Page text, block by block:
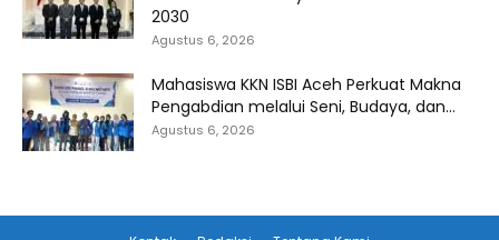
2030
Agustus 6, 2026
Mahasiswa KKN ISBI Aceh Perkuat Makna
Pengabdian melalui Seni, Budaya, dan...
Agustus 6, 2026